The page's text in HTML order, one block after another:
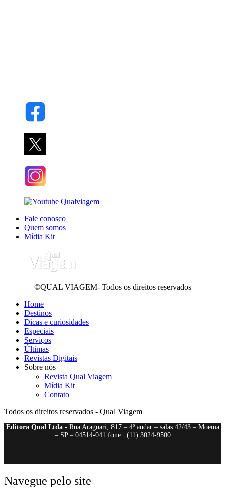
Fale conosco
Quem somos
Mídia Kit
©QUAL VIAGEM- Todos os direitos reservados
Home
Destinos
Dicas e curiosidades
Especiais
Serviços
Últimas
Revistas Digitais
Sobre nós
Revista Qual Viagem
Mídia Kit
Contato
Todos os direitos reservados - Qual Viagem
Editora Qual Ltda- Rua Araguari, 817 – 4º andar – salas 42/43 – Moema
– SP – 04514-041 fone : (11) 3024-9500
Navegue pelo site